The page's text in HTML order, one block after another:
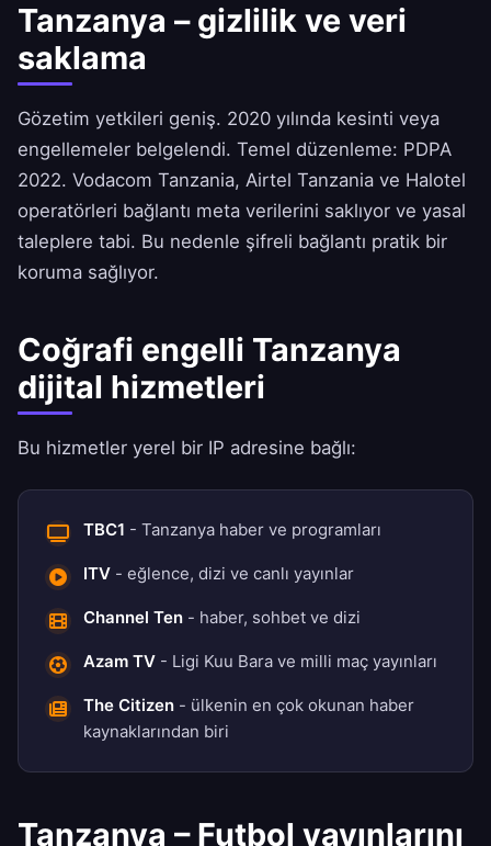
Tanzanya – gizlilik ve veri
saklama
Gözetim yetkileri geniş. 2020 yılında kesinti veya
engellemeler belgelendi. Temel düzenleme: PDPA
2022. Vodacom Tanzania, Airtel Tanzania ve Halotel
operatörleri bağlantı meta verilerini saklıyor ve yasal
taleplere tabi. Bu nedenle şifreli bağlantı pratik bir
koruma sağlıyor.
Coğrafi engelli Tanzanya
dijital hizmetleri
Bu hizmetler yerel bir IP adresine bağlı:
TBC1 - Tanzanya haber ve programları
ITV - eğlence, dizi ve canlı yayınlar
Channel Ten - haber, sohbet ve dizi
Azam TV - Ligi Kuu Bara ve milli maç yayınları
The Citizen - ülkenin en çok okunan haber
kaynaklarından biri
Tanzanya – Futbol yayınlarını